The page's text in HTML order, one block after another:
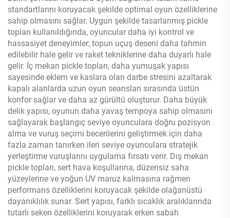
standartlarını koruyacak şekilde optimal oyun özelliklerine
sahip olmasını sağlar. Uygun şekilde tasarlanmış pickle
topları kullanıldığında, oyuncular daha iyi kontrol ve
hassasiyet deneyimler; topun uçuş deseni daha tahmin
edilebilir hale gelir ve raket tekniklerine daha duyarlı hale
gelir. İç mekan pickle topları, daha yumuşak yapısı
sayesinde eklem ve kaslara olan darbe stresini azaltarak
kapalı alanlarda uzun oyun seansları sırasında üstün
konfor sağlar ve daha az gürültü oluşturur. Daha büyük
delik yapısı, oyunun daha yavaş tempoya sahip olmasını
sağlayarak başlangıç seviye oyunculara doğru pozisyon
alma ve vuruş seçimi becerilerini geliştirmek için daha
fazla zaman tanırken ileri seviye oyunculara stratejik
yerleştirme vuruşlarını uygulama fırsatı verir. Dış mekan
pickle topları, sert hava koşullarına, düzensiz saha
yüzeylerine ve yoğun UV maruz kalmasına rağmen
performans özelliklerini koruyacak şekilde olağanüstü
dayanıklılık sunar. Sert yapısı, farklı sıcaklık aralıklarında
tutarlı seken özelliklerini koruyarak erken sabah